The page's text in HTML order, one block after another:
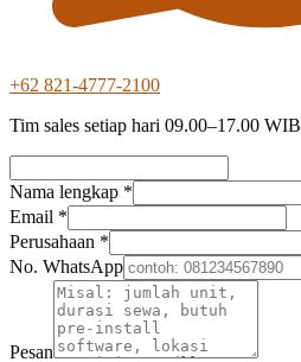
+62 821-4777-2100
Tim sales setiap hari 09.00–17.00 WIB
Nama lengkap *
Email *
Perusahaan *
No. WhatsApp
Pesan